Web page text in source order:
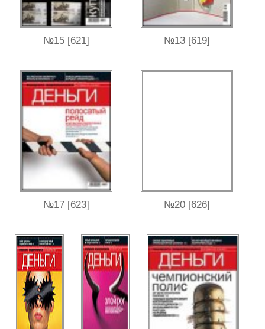
№15 [621] №13 [619]
№17 [623] №20 [626]